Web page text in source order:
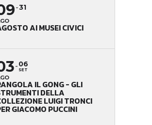
31
AI MUSEI CIVICI
06
SET
IL GONG - GLI
DELLA
LUIGI TRONCI
GIACOMO PUCCINI